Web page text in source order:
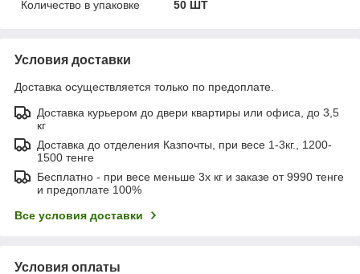
Количество в упаковке
50 ШТ
Условия доставки
Доставка осуществляется только по предоплате.
Доставка курьером до двери квартиры или офиса, до 3,5
кг
Доставка до отделения Казпочты, при весе 1-3кг., 1200-
1500 тенге
Бесплатно - при весе меньше 3х кг и заказе от 9990 тенге
и предоплате 100%
Все условия доставки
Условия оплаты